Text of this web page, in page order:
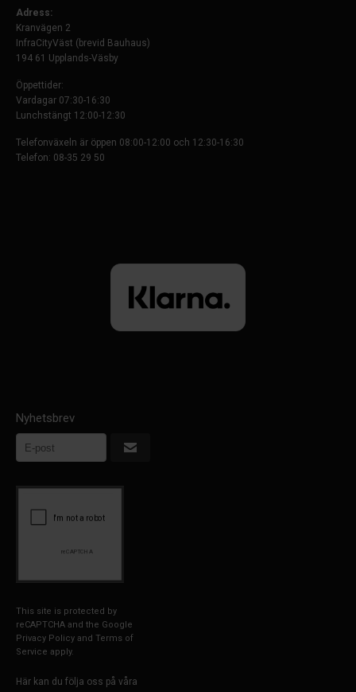
Adress:
Kranvägen 2
InfraCityVäst (brevid Bauhaus)
194 61 Upplands-Väsby
Öppettider:
Vardagar 07:30-16:30
Lunchstängt 12:00-12:30
Telefonväxeln är öppen 08:00-12:00 och 12:30-16:30
Telefon: 08-35 29 50
Nyhetsbrev
This site is protected by
reCAPTCHA and the Google
Privacy Policy and Terms of
Service apply.
Här kan du följa oss på våra